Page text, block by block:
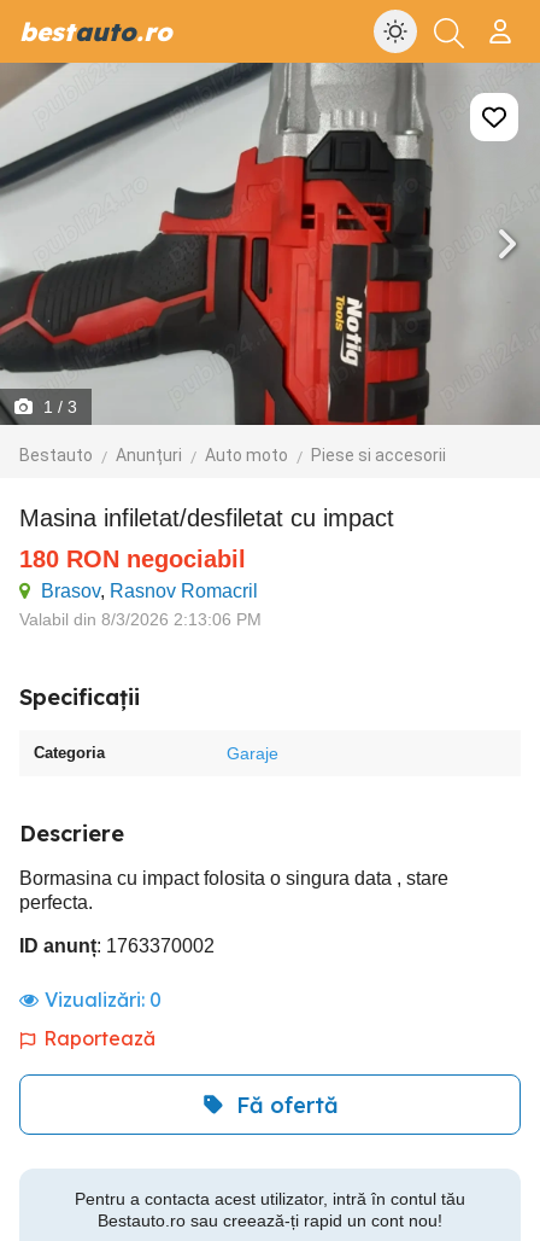
bestauto.ro
1 / 3
Bestauto Anunțuri Auto moto Piese si accesorii
Masina infiletat/desfiletat cu impact
180 RON negociabil
Brasov, Rasnov Romacril
Valabil din 8/3/2026 2:13:06 PM
Specificații
Categoria Garaje
Descriere
Bormasina cu impact folosita o singura data , stare
perfecta.
ID anunț: 1763370002
Vizualizări: 0
Raportează
Fă ofertă
Pentru a contacta acest utilizator, intră în contul tău
Bestauto.ro sau creează-ți rapid un cont nou!